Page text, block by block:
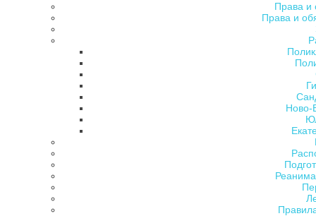
Права и
Права и
Ново-